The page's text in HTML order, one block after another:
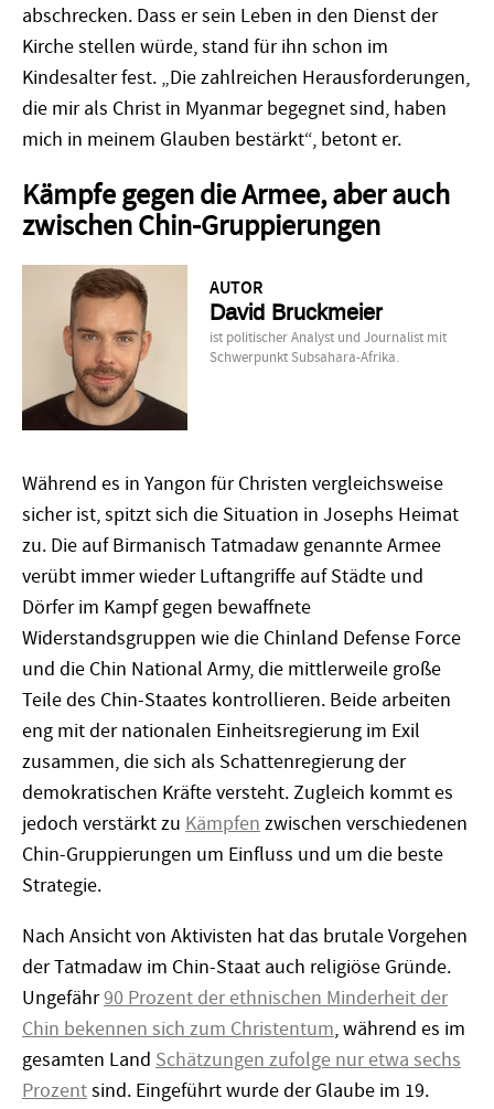
abschrecken. Dass er sein Leben in den Dienst der
Kirche stellen würde, stand für ihn schon im
Kindesalter fest. „Die zahlreichen Herausforderungen,
die mir als Christ in Myanmar begegnet sind, haben
mich in meinem Glauben bestärkt“, betont er.
Kämpfe gegen die Armee, aber auch
zwischen Chin-Gruppierungen
AUTOR
David Bruckmeier
ist politischer Analyst und Journalist mit
Schwerpunkt Subsahara-Afrika.
Während es in Yangon für Christen vergleichsweise
sicher ist, spitzt sich die Situation in Josephs Heimat
zu. Die auf Birmanisch Tatmadaw genannte Armee
verübt immer wieder Luftangriffe auf Städte und
Dörfer im Kampf gegen bewaffnete
Widerstandsgruppen wie die Chinland Defense Force
und die Chin National Army, die mittlerweile große
Teile des Chin-Staates kontrollieren. Beide arbeiten
eng mit der nationalen Einheitsregierung im Exil
zusammen, die sich als Schattenregierung der
demokratischen Kräfte versteht. Zugleich kommt es
jedoch verstärkt zu Kämpfen zwischen verschiedenen
Chin-Gruppierungen um Einfluss und um die beste
Strategie.
Nach Ansicht von Aktivisten hat das brutale Vorgehen
der Tatmadaw im Chin-Staat auch religiöse Gründe.
Ungefähr90 Prozent der ethnischen Minderheit der
Chin bekennen sich zum Christentum, während es im
gesamten Land Schätzungen zufolge nur etwa sechs
Prozentsind. Eingeführt wurde der Glaube im 19.